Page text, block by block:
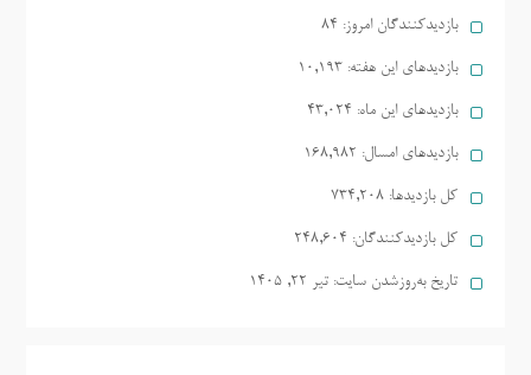
بازدیدکنندگان امروز: 84
بازدیدهای این هفته: 10,193
بازدیدهای این ماه: 43,024
بازدیدهای امسال: 168,982
کل بازدیدها: 734,208
کل بازدیدکنند‌گان: 248,604
تاریخ به‌روزشدن سایت: تیر ۲۲, ۱۴۰۵